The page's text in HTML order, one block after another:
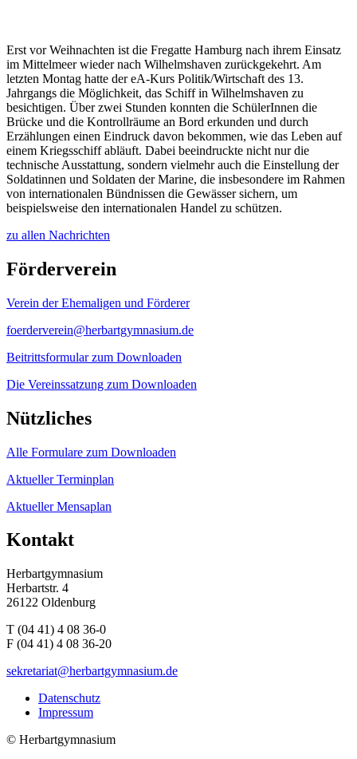
Erst vor Weihnachten ist die Fregatte Hamburg nach ihrem Einsatz
im Mittelmeer wieder nach Wilhelmshaven zurückgekehrt. Am
letzten Montag hatte der eA-Kurs Politik/Wirtschaft des 13.
Jahrgangs die Möglichkeit, das Schiff in Wilhelmshaven zu
besichtigen. Über zwei Stunden konnten die SchülerInnen die
Brücke und die Kontrollräume an Bord erkunden und durch
Erzählungen einen Eindruck davon bekommen, wie das Leben auf
einem Kriegsschiff abläuft. Dabei beeindruckte nicht nur die
technische Ausstattung, sondern vielmehr auch die Einstellung der
Soldatinnen und Soldaten der Marine, die insbesondere im Rahmen
von internationalen Bündnissen die Gewässer sichern, um
beispielsweise den internationalen Handel zu schützen.
zu allen Nachrichten
Förderverein
Verein der Ehemaligen und Förderer
foerderverein@herbartgymnasium.de
Beitrittsformular zum Downloaden
Die Vereinssatzung zum Downloaden
Nützliches
Alle Formulare zum Downloaden
Aktueller Terminplan
Aktueller Mensaplan
Kontakt
Herbartgymnasium
Herbartstr. 4
26122 Oldenburg
T (04 41) 4 08 36-0
F (04 41) 4 08 36-20
sekretariat@herbartgymnasium.de
Datenschutz
Impressum
© Herbartgymnasium